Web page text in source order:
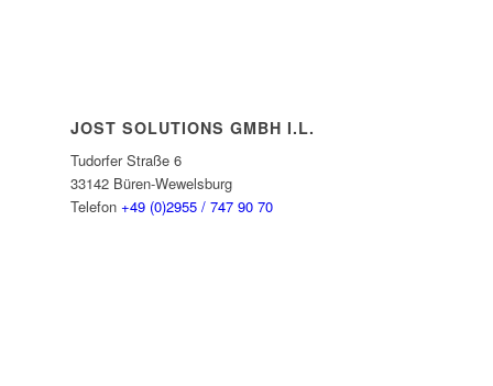
JOST SOLUTIONS GMBH I.L.
Tudorfer Straße 6
33142 Büren-Wewelsburg
Telefon+49 (0)2955 / 747 90 70